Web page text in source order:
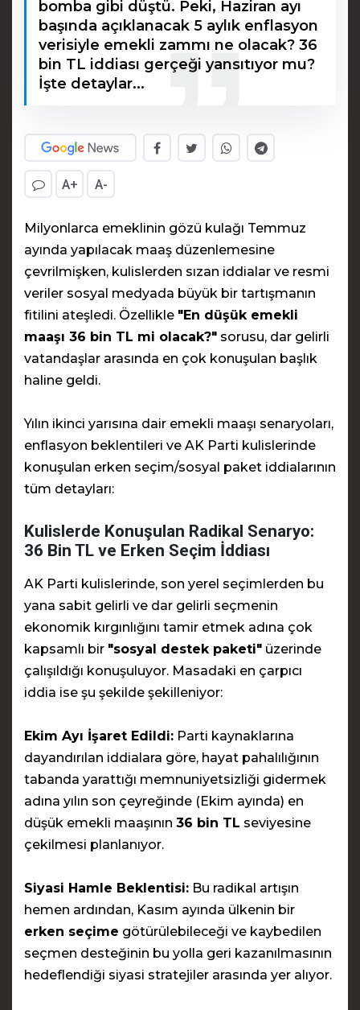
bomba gibi düştü. Peki, Haziran ayı
başında açıklanacak 5 aylık enflasyon
verisiyle emekli zammı ne olacak? 36
bin TL iddiası gerçeği yansıtıyor mu?
İşte detaylar...
A+ A-
Milyonlarca emeklinin gözü kulağı Temmuz
ayında yapılacak maaş düzenlemesine
çevrilmişken, kulislerden sızan iddialar ve resmi
veriler sosyal medyada büyük bir tartışmanın
fitilini ateşledi. Özellikle "En düşük emekli
maaşı 36 bin TL mi olacak?" sorusu, dar gelirli
vatandaşlar arasında en çok konuşulan başlık
haline geldi.
Yılın ikinci yarısına dair emekli maaşı senaryoları,
enflasyon beklentileri ve AK Parti kulislerinde
konuşulan erken seçim/sosyal paket iddialarının
tüm detayları:
Kulislerde Konuşulan Radikal Senaryo:
36 Bin TL ve Erken Seçim İddiası
AK Parti kulislerinde, son yerel seçimlerden bu
yana sabit gelirli ve dar gelirli seçmenin
ekonomik kırgınlığını tamir etmek adına çok
kapsamlı bir "sosyal destek paketi" üzerinde
çalışıldığı konuşuluyor. Masadaki en çarpıcı
iddia ise şu şekilde şekilleniyor:
Ekim Ayı İşaret Edildi: Parti kaynaklarına
dayandırılan iddialara göre, hayat pahalılığının
tabanda yarattığı memnuniyetsizliği gidermek
adına yılın son çeyreğinde (Ekim ayında) en
düşük emekli maaşının 36 bin TL seviyesine
çekilmesi planlanıyor.
Siyasi Hamle Beklentisi: Bu radikal artışın
hemen ardından, Kasım ayında ülkenin bir
erken seçime götürülebileceği ve kaybedilen
seçmen desteğinin bu yolla geri kazanılmasının
hedeflendiği siyasi stratejiler arasında yer alıyor.